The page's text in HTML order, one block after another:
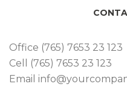
Office (765) 7653 23 123
Cell (765) 7653 23 123
Email